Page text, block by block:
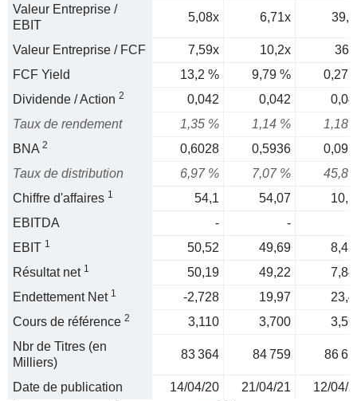
Valeur Entreprise /
EBIT
5,08x 6,71x
Valeur Entreprise / FCF 7,59x 10,2x
FCF Yield
13,2 % 9,79 %
0,27
Dividende / Action 2 0,042 0,042
Taux de rendement
1,35 % 1,14 %
1,18
BNA 2 0,6028 0,5936
Taux de distribution
6,97 % 7,07 %
45,8
Chiffre d'affaires 1 54,1 54,07
EBITDA
-
-
EBIT 1 50,52 49,69
Résultat net 1 50,19 49,22
Endettement Net 1 -2,728 19,97
Cours de référence 2 3,110 3,700
Nbr de Titres (en
Milliers)
83 364 84 759 86
Date de publication 14/04/20 21/04/21 12/04/